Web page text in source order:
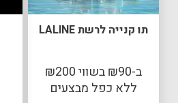
תו קנייה לרשת LALINE
ב-₪90 בשווי ₪200
ללא כפל מבצעים